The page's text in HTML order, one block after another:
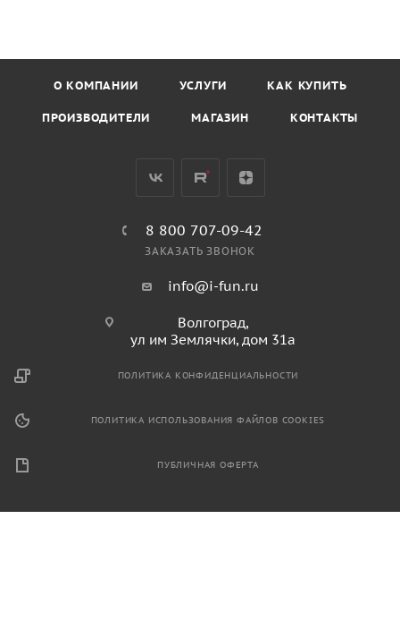
О КОМПАНИИ УСЛУГИ КАК КУПИТЬ
ПРОИЗВОДИТЕЛИ МАГАЗИН КОНТАКТЫ
8 800 707-09-42
ЗАКАЗАТЬ ЗВОНОК
info@i-fun.ru
Волгоград,
ул им Землячки, дом 31а
ПОЛИТИКА КОНФИДЕНЦИАЛЬНОСТИ
ПОЛИТИКА ИСПОЛЬЗОВАНИЯ ФАЙЛОВ COOKIES
ПУБЛИЧНАЯ ОФЕРТА